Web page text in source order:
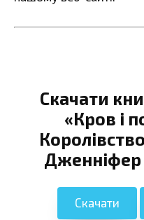
Скачати
«Кров і
Скачати